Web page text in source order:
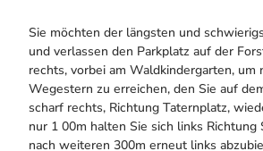
Sie möchten der längsten und
und verlassen den Parkplatz auf der
rechts, vorbei am Waldkindergarten, um
Wegestern zu erreichen, den Sie auf
scharf rechts, Richtung Taternplatz,
nur 1 00m halten Sie sich links Richtung
nach weiteren 300m erneut links